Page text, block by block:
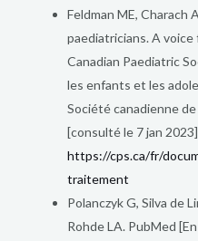
Feldman ME, Charach
paediatricians. A
Canadian Paediatric
les enfants et les
Société canadienne
[consulté le 7 jan
https://cps.ca/fr/
traitement
Polanczyk G, Silva de
Rohde LA. PubMed